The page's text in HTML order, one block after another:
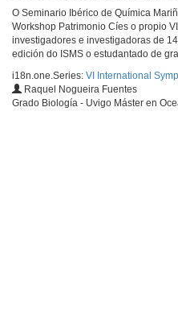
O Seminario Ibérico de Química
Workshop Patrimonio Cíes o propio
investigadores e investigadoras de
edición do ISMS o estudantado de
i18n.one.Series: VI International
Raquel Nogueira Fuentes
Grado Biología - Uvigo Máster en